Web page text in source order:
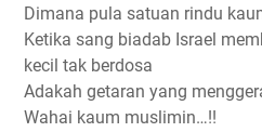
Dimana pula satuan rindu
Ketika sang biadab Israel
kecil tak berdosa
Adakah getaran yang
Wahai kaum muslimin…!!